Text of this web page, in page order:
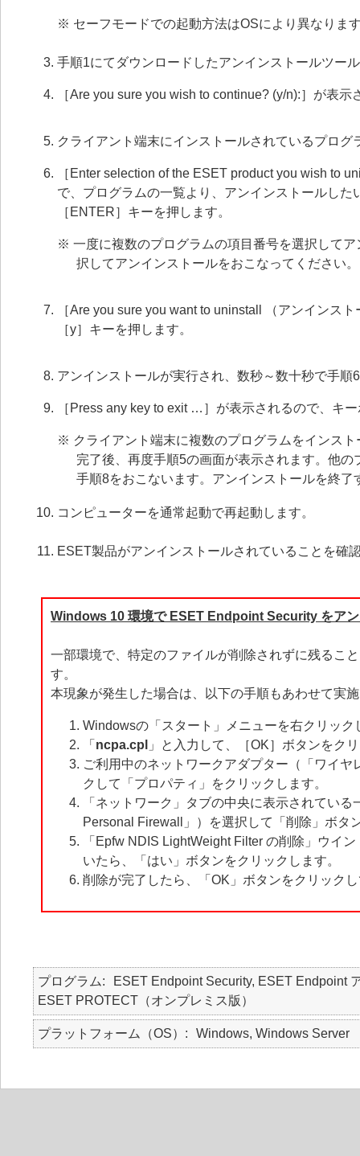
※ セーフモードでの起動方法はOSにより異なりま
手順1にてダウンロードしたアンインストールツー
［Are you sure you wish to continue? (y/n):］が表
クライアント端末にインストールされているプログ
［Enter selection of the ESET product you wish to
で、プログラムの一覧より、アンインストールし
［ENTER］キーを押します。
※ 一度に複数のプログラムの項目番号を選択して
択してアンインストールをおこなってください。
［Are you sure you want to uninstall （アンインス
［y］キーを押します。
アンインストールが実行され、数秒～数十秒で手
［Press any key to exit …］が表示されるので、キ
※ クライアント端末に複数のプログラムをインス
完了後、再度手順5の画面が表示されます。他
手順8をおこないます。アンインストールを終
コンピューターを通常起動で再起動します。
ESET製品がアンインストールされていることを確
Windows 10 環境で ESET Endpoint Security をア
一部環境で、特定のファイルが削除されずに残るこ
す。
本現象が発生した場合は、以下の手順もあわせて実
Windowsの「スタート」メニューを右クリッ
「 ncpa.cpl
」と入力して、［OK］ボタンをク
ご利用中のネットワークアダプター（「ワイ
クして「プロパティ」をクリックします。
「ネットワーク」タブの中央に表示されてい
Personal Firewall」）を選択して「削除」ボタ
「Epfw NDIS LightWeight Filter の削除」ウイ
いたら、「はい」ボタンをクリックします。
削除が完了したら、「OK」ボタンをクリック
プログラム
ESET Endpoint Security, ESET Endpoint
ESET PROTECT（オンプレミス版）
プラットフォーム（OS） Windows, Windows Server